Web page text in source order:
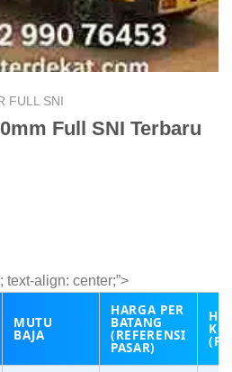
FULL SNI
Full SNI Terbaru
text-align: center;”>
MUTU
BAJA
HARGA PER
BATANG
(REFERENSI
PASAR)
KG